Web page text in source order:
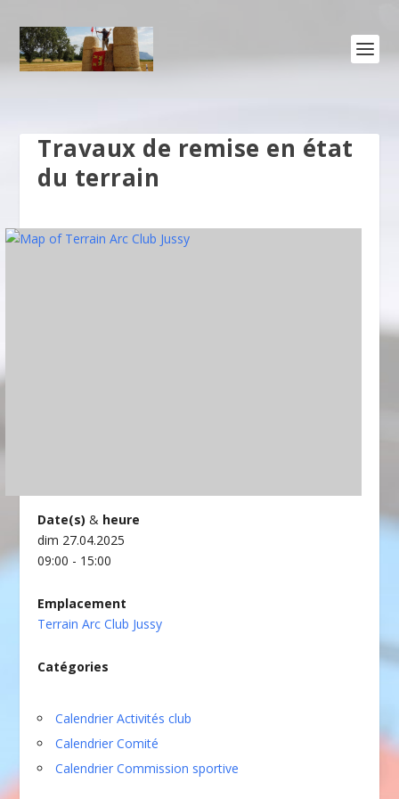
Travaux de remise en état
du terrain
Date(s) & heure
dim 27.04.2025
09:00 - 15:00
Emplacement
Terrain Arc Club Jussy
Catégories
Calendrier Activités club
Calendrier Comité
Calendrier Commission sportive